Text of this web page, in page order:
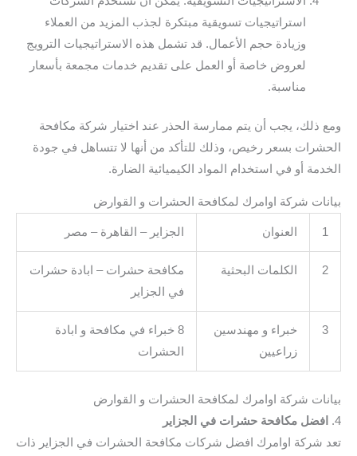
استراتيجيات تسويقية مبتكرة لجذب المزيد من العملاء
وزيادة حجم الأعمال. قد تشمل هذه الاستراتيجيات الترويج
لعروض خاصة أو العمل على تقديم خدمات مجمعة بأسعار
مناسبة.
ومع ذلك، يجب أن يتم ممارسة الحذر عند اختيار شركة مكافحة
الحشرات بسعر رخيص، وذلك للتأكد من أنها لا تتساهل في جودة
الخدمة أو في استخدام المواد الكيميائية الضارة.
بيانات شركة اوامرك لمكافحة الحشرات و القوارض
1 العنوان الجزاير – القاهرة – مصر
2 الكلمات البحثية
مكافحة حشرات – ابادة حشرات
في الجزاير
3
خبراء و مهندسين
زراعيين
8 خبراء في مكافحة و ابادة
الحشرات
بيانات شركة اوامرك لمكافحة الحشرات و القوارض
4.
افضل مكافحة حشرات في الجزاير
تعد شركة اوامرك افضل شركات مكافحة الحشرات في الجزاير ذات